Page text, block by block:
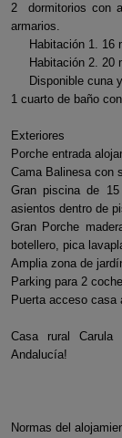
2 dormitorios con
armarios.
Habitación 1. 16
Habitación 2. 20
Disponible cuna y
1 cuarto de baño
Exteriores
Porche entrada
Cama Balinesa con
Gran piscina de
asientos dentro de
Gran Porche
botellero, pica
Amplia zona de
Parking para 2
Puerta acceso casa
Casa rural Carula
Andalucía!
Normas del